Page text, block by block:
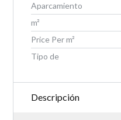
Aparcamiento
m²
Price Per m²
Tipo de
Descripción